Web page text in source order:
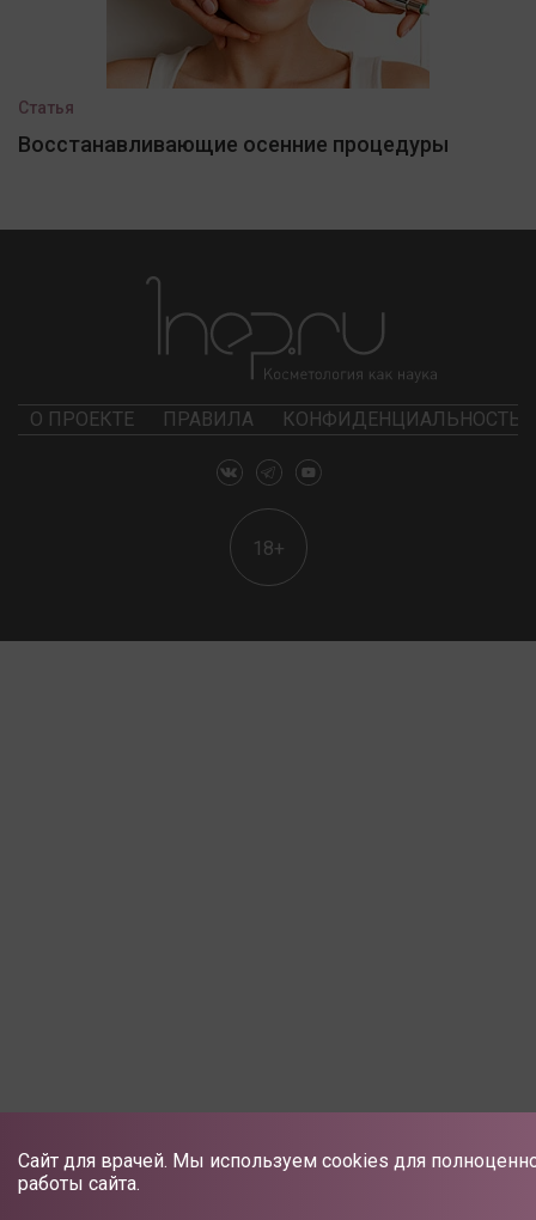
Сайт для врачей. Мы используем cookies для
работы сайта.
Статья
Восстанавливающие осенние процедуры
О ПРОЕКТЕ ПРАВИЛА КОНФИДЕНЦИАЛЬНОСТЬ
18+